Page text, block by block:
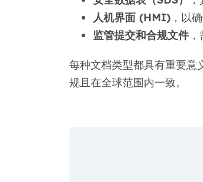
人机界面 (HMI)，以
监管提交和合规文件，
每种文档类型都具有重要意
规且在全球范围内一致。